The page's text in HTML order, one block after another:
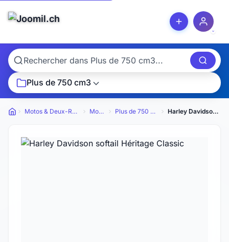
Plus de 750 cm3
Petites annonces
Motos & Deux-Roues Motos Plus de 750 cm3 Harley Davidson softail Héritage Classic